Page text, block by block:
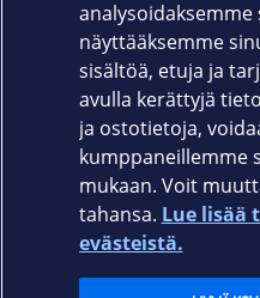
36 kk laajennettu
takuuhuoltopalvelu
Elisa.fi
analysoidaksemme
näyttääksemme
sisältöä, etuja ja
avulla kerättyjä
ja ostotietoja,
kumppaneillemme
mukaan. Voit
tahansa. Lue lisää
evästeistä.